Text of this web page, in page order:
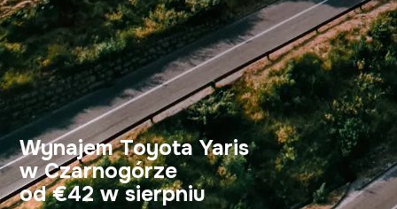
Wynajem Toyota Yaris
w Czarnogórze
od €42 w sierpniu